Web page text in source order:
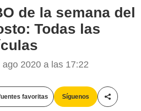
de la semana del
Todas las
2020 a las 17:22
favoritas Síguenos